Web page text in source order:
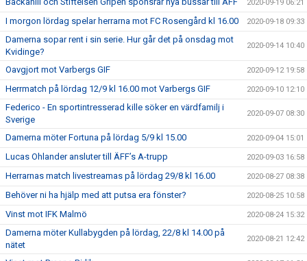
2020-09-19 06:21
I morgon lördag spelar herrarna mot FC Rosengård kl 16.00 2020-09-18 09:33
Damerna sopar rent i sin serie. Hur går det på onsdag mot
Kvidinge?
2020-09-14 10:40
Oavgjort mot Varbergs GIF 2020-09-12 19:58
Herrmatch på lördag 12/9 kl 16.00 mot Varbergs GIF 2020-09-10 12:10
Federico - En sportintresserad kille söker en värdfamilj i
Sverige
2020-09-07 08:30
Damerna möter Fortuna på lördag 5/9 kl 15.00 2020-09-04 15:01
Lucas Ohlander ansluter till ÄFF’s A-trupp 2020-09-03 16:58
Herrarnas match livestreamas på lördag 29/8 kl 16.00 2020-08-27 08:38
Behöver ni ha hjälp med att putsa era fönster? 2020-08-25 10:58
Vinst mot IFK Malmö 2020-08-24 15:32
Damerna möter Kullabygden på lördag, 22/8 kl 14.00 på
nätet
2020-08-21 12:42